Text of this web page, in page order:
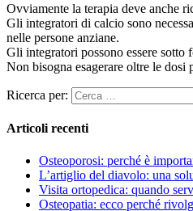
Ovviamente la terapia deve anche
Gli integratori di calcio sono
nelle persone anziane.
Gli integratori possono essere
Non bisogna esagerare oltre le dosi
Ricerca per:
Articoli recenti
Osteoporosi: perché è
L’artiglio del diavolo: una
Visita ortopedica: quando
Osteopatia: ecco perché